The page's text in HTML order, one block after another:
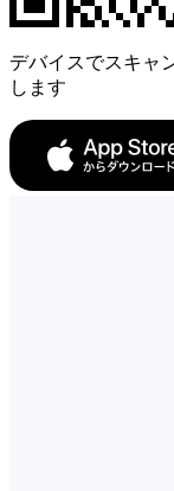
デバイスでスキャ
します